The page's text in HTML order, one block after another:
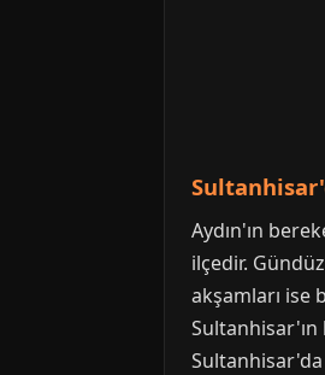
Aydın'ın
ilçedir.
akşamları ise